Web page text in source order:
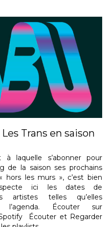
Trans en saison
laquelle s’abonner pour
de la saison ses prochains
hors les murs », c’est bien
ici les dates de
artistes telles qu’elles
l’agenda. Écouter sur
Écouter et Regarder